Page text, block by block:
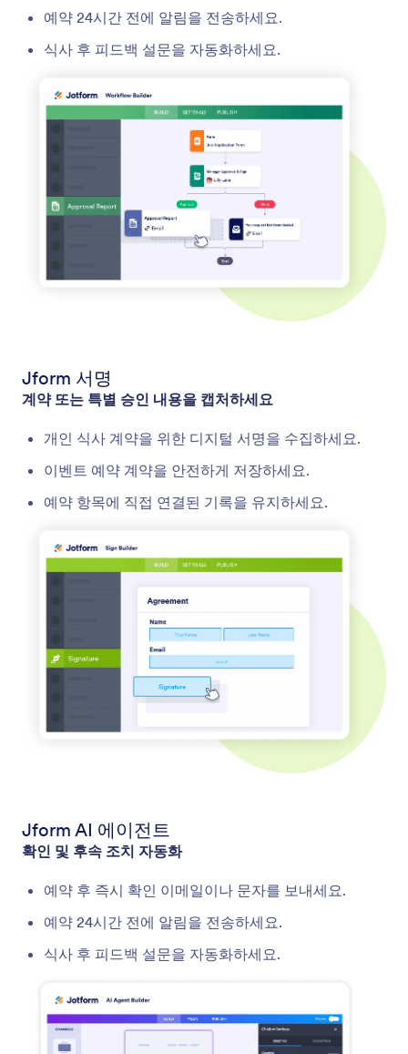
예약 24시간 전에 알림을 전송하세요.
식사 후 피드백 설문을 자동화하세요.
Jform 서명
계약 또는 특별 승인 내용을 캡처하세요
개인 식사 계약을 위한 디지털 서명을 수집하세요.
이벤트 예약 계약을 안전하게 저장하세요.
예약 항목에 직접 연결된 기록을 유지하세요.
Jform AI 에이전트
확인 및 후속 조치 자동화
예약 후 즉시 확인 이메일이나 문자를 보내세요.
예약 24시간 전에 알림을 전송하세요.
식사 후 피드백 설문을 자동화하세요.